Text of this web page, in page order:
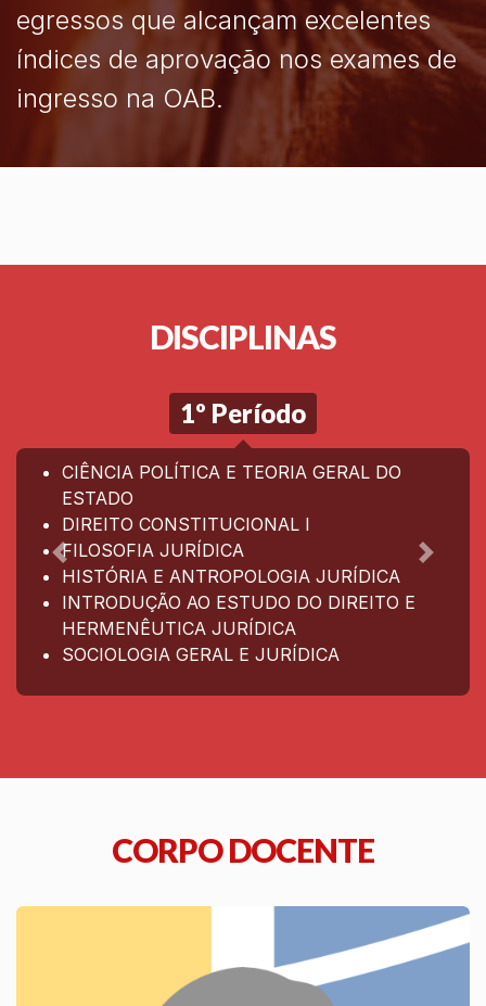
egressos que alcançam excelentes
índices de aprovação nos exames de
ingresso na OAB.
DISCIPLINAS
Anterior
1º Período
CIÊNCIA POLÍTICA E TEORIA GERAL DO
ESTADO
DIREITO CONSTITUCIONAL I
FILOSOFIA JURÍDICA
HISTÓRIA E ANTROPOLOGIA JURÍDICA
INTRODUÇÃO AO ESTUDO DO DIREITO E
HERMENÊUTICA JURÍDICA
SOCIOLOGIA GERAL E JURÍDICA
CORPO DOCENTE